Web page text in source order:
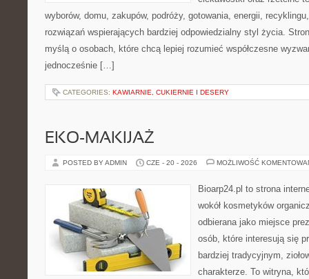
wyborów, domu, zakupów, podróży, gotowania, energii,
rozwiązań wspierających bardziej odpowiedzialny styl życia.
myślą o osobach, które chcą lepiej rozumieć współczesne
jednocześnie […]
CATEGORIES: KAWIARNIE, CUKIERNIE I DESERY
EKO-MAKIJAŻ
POSTED BY ADMIN CZE - 20 - 2026 MOŻLIWOŚĆ
Bioarp24.pl to strona
wokół kosmetyków
odbierana jako miejsce
osób, które interesują się
bardziej tradycyjnym,
charakterze. To witryna,